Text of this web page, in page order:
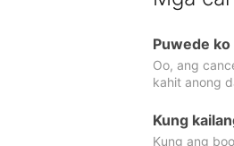
Puwede
Oo, ang
kahit anong
Kung
Kung ang